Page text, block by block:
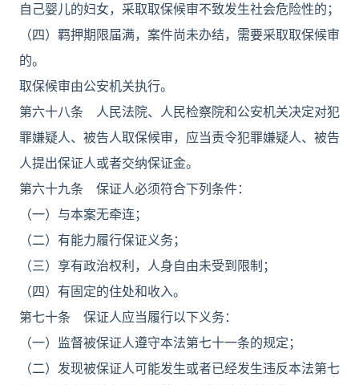
自己婴儿的妇女，采取取保候审不致发生社会危险性的；
（四）羁押期限届满，案件尚未办结，需要采取取保候审
的。
取保候审由公安机关执行。
第六十八条 人民法院、人民检察院和公安机关决定对犯
罪嫌疑人、被告人取保候审，应当责令犯罪嫌疑人、被告
人提出保证人或者交纳保证金。
第六十九条 保证人必须符合下列条件：
（一）与本案无牵连；
（二）有能力履行保证义务；
（三）享有政治权利，人身自由未受到限制；
（四）有固定的住处和收入。
第七十条 保证人应当履行以下义务：
（一）监督被保证人遵守本法第七十一条的规定；
（二）发现被保证人可能发生或者已经发生违反本法第七